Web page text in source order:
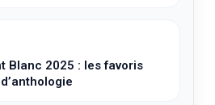
Blanc 2025 : les favoris